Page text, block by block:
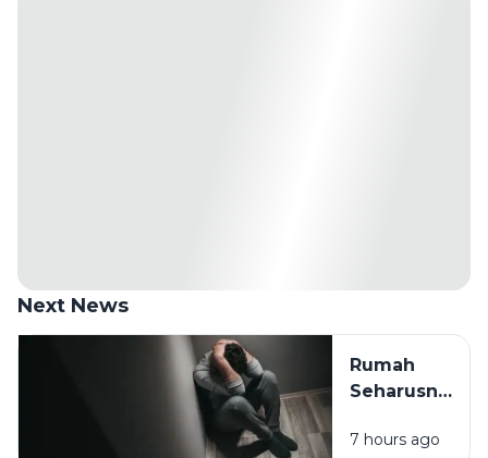
Next News
Rumah
Seharusnya
Tempat
7 hours ago